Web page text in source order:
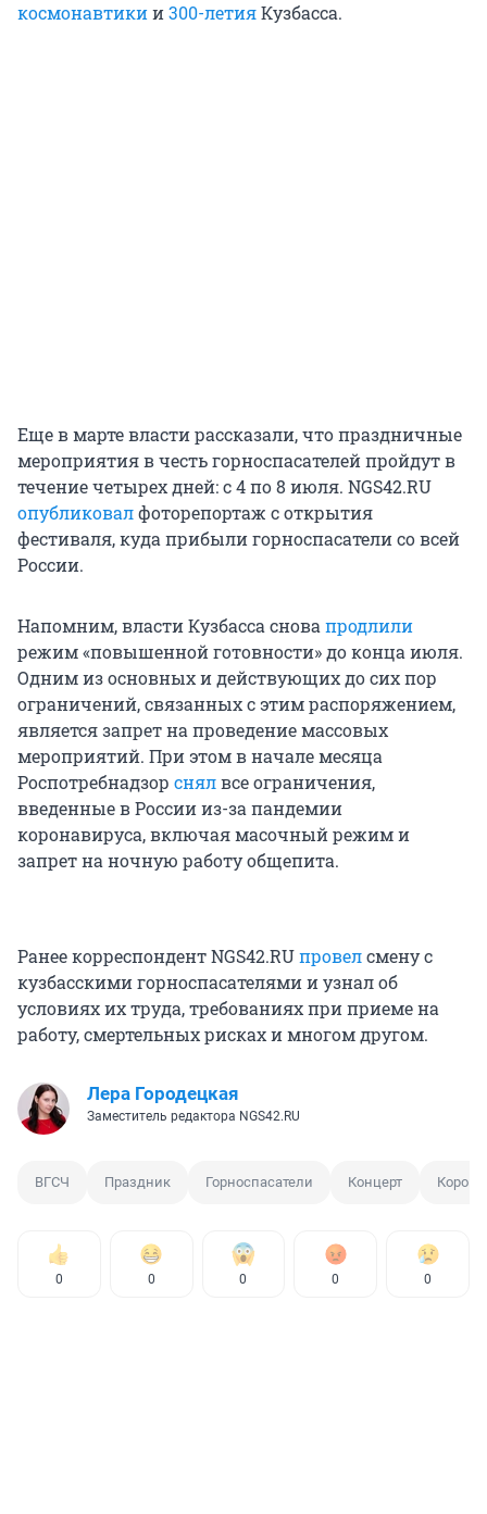
космонавтикии300-летияКузбасса.
Еще в марте власти рассказали, что праздничные
мероприятия в честь горноспасателей пройдут в
течение четырех дней: с 4 по 8 июля. NGS42.RU
опубликовалфоторепортаж с открытия
фестиваля, куда прибыли горноспасатели со всей
России.
Напомним, власти Кузбасса сновапродлили
режим «повышенной готовности» до конца июля.
Одним из основных и действующих до сих пор
ограничений, связанных с этим распоряжением,
является запрет на проведение массовых
мероприятий. При этом в начале месяца
Роспотребнадзор снялвсе ограничения,
введенные в России из-за пандемии
коронавируса, включая масочный режим и
запрет на ночную работу общепита.
Ранее корреспондент NGS42.RUпровелсмену с
кузбасскими горноспасателями и узнал об
условиях их труда, требованиях при приеме на
работу, смертельных рисках и многом другом.
Лера Городецкая
Заместитель редактора NGS42.RU
ВГСЧ Праздник Горноспасатели Концерт
0 0 0 0 0